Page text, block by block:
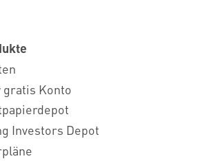
gratis Konto
Investors Depot